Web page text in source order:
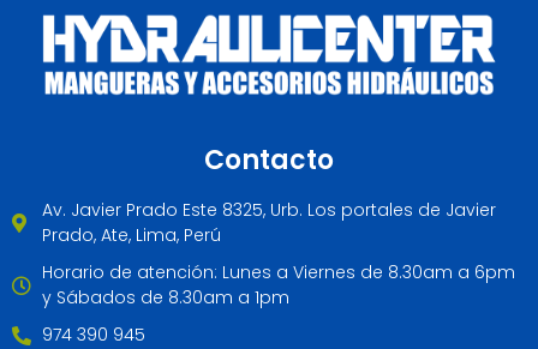
Contacto
Av. Javier Prado Este 8325, Urb. Los portales de Javier
Prado, Ate, Lima, Perú
Horario de atención: Lunes a Viernes de 8.30am a 6pm
y Sábados de 8.30am a 1pm
974 390 945